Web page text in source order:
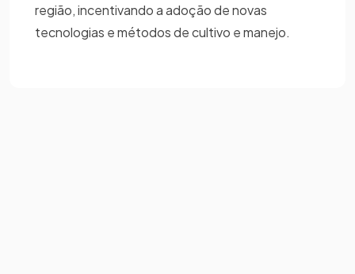
região, incentivando a adoção de novas
tecnologias e métodos de cultivo e manejo.